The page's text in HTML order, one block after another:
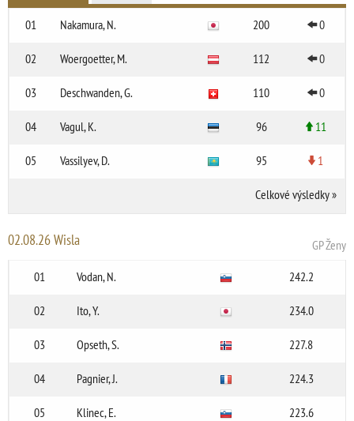
01 Nakamura, N. 200 0
02 Woergoetter, M. 112 0
03 Deschwanden, G. 110 0
04 Vagul, K. 96 11
05 Vassilyev, D. 95 1
Celkové výsledky»
02.08.26 Wisla
GP Ženy
01
Vodan, N. 242.2
02 Ito, Y. 234.0
03 Opseth, S. 227.8
04 Pagnier, J. 224.3
05 Klinec, E. 223.6